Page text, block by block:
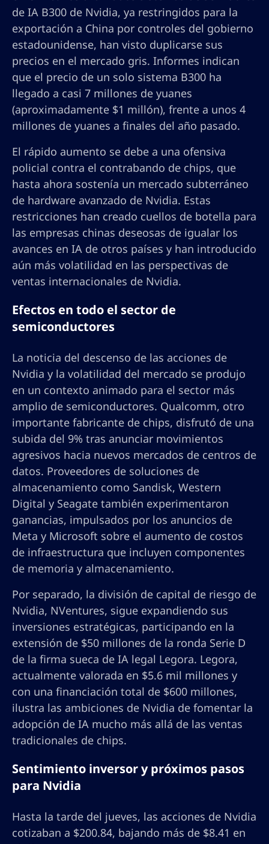
de IA B300 de Nvidia, ya restringidos para la
exportación a China por controles del gobierno
estadounidense, han visto duplicarse sus
precios en el mercado gris. Informes indican
que el precio de un solo sistema B300 ha
llegado a casi 7 millones de yuanes
(aproximadamente $1 millón), frente a unos 4
millones de yuanes a finales del año pasado.
El rápido aumento se debe a una ofensiva
policial contra el contrabando de chips, que
hasta ahora sostenía un mercado subterráneo
de hardware avanzado de Nvidia. Estas
restricciones han creado cuellos de botella para
las empresas chinas deseosas de igualar los
avances en IA de otros países y han introducido
aún más volatilidad en las perspectivas de
ventas internacionales de Nvidia.
Efectos en todo el sector de
semiconductores
La noticia del descenso de las acciones de
Nvidia y la volatilidad del mercado se produjo
en un contexto animado para el sector más
amplio de semiconductores. Qualcomm, otro
importante fabricante de chips, disfrutó de una
subida del 9% tras anunciar movimientos
agresivos hacia nuevos mercados de centros de
datos. Proveedores de soluciones de
almacenamiento como Sandisk, Western
Digital y Seagate también experimentaron
ganancias, impulsados por los anuncios de
Meta y Microsoft sobre el aumento de costos
de infraestructura que incluyen componentes
de memoria y almacenamiento.
Por separado, la división de capital de riesgo de
Nvidia, NVentures, sigue expandiendo sus
inversiones estratégicas, participando en la
extensión de $50 millones de la ronda Serie D
de la firma sueca de IA legal Legora. Legora,
actualmente valorada en $5.6 mil millones y
con una financiación total de $600 millones,
ilustra las ambiciones de Nvidia de fomentar la
adopción de IA mucho más allá de las ventas
tradicionales de chips.
Sentimiento inversor y próximos pasos
para Nvidia
Hasta la tarde del jueves, las acciones de Nvidia
cotizaban a $200.84, bajando más de $8.41 en